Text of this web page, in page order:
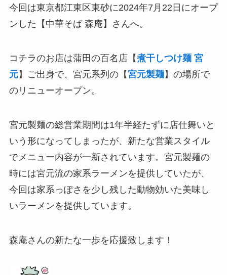
今回は東京都江東区東砂に2024年7月22日にオープ
ンした【中華そば 森庵】さんへ。
コチラのお店は蒲田の百名店【煮干しつけ麺 宮
元】ご出身で、宮元系列の【宮元製麺】の場所で
のリニューオープン。
宮元製麺の総営業期間は1年半経たずに店仕舞いと
いう形になってしまったが、新たな営業スタイル
でメニュー内容が一新されています。宮元製麺の
時には宮元流の家系ラーメンを提供していたが、
今回は家系っぽさを少し残した動物効いた美味し
いラーメンを提供しています。
森庵さんの新たな一歩を応援致します！